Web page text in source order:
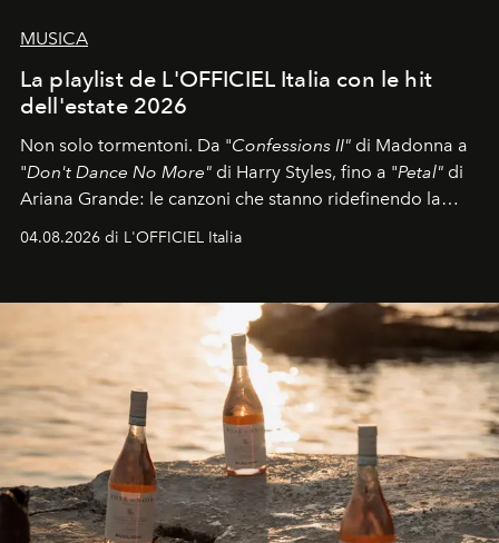
MUSICA
La playlist de L'OFFICIEL Italia con le hit
dell'estate 2026
Non solo tormentoni. Da "Confessions II" di Madonna a
"Don't Dance No More" di Harry Styles, fino a "Petal" di
Ariana Grande: le canzoni che stanno ridefinendo la
colonna sonora della stagione.
04.08.2026 di L'OFFICIEL Italia